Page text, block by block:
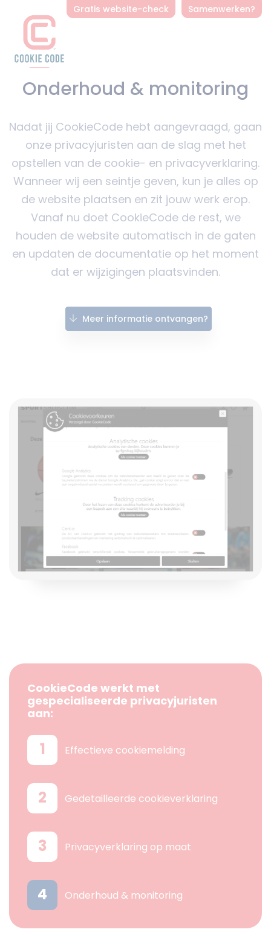
Gratis website-check Samenwerken?
Onderhoud & monitoring
Nadat jij CookieCode hebt aangevraagd, gaan
onze privacyjuristen aan de slag met het
opstellen van de cookie- en privacyverklaring.
Wanneer wij een seintje geven, kun je alles op
de website plaatsen en zit jouw werk erop.
Vanaf nu doet CookieCode de rest, we
houden de website automatisch in de gaten
en updaten de documentatie op het moment
dat er wijzigingen plaatsvinden.
Meer informatie ontvangen?
CookieCode werkt met
gespecialiseerde privacyjuristen
aan:
1 Effectieve cookiemelding
2 Gedetailleerde cookieverklaring
3 Privacyverklaring op maat
4 Onderhoud & monitoring